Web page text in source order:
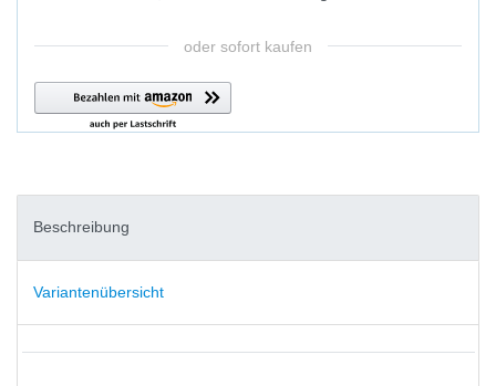
oder sofort kaufen
Beschreibung
Variantenübersicht